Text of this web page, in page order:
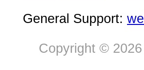
General Support:
Copyright ©